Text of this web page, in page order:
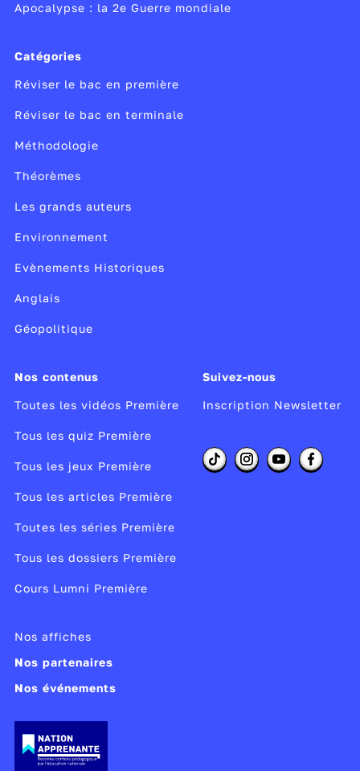
Apocalypse : la 2e Guerre mondiale
Catégories
Réviser le bac en première
Réviser le bac en terminale
Méthodologie
Théorèmes
Les grands auteurs
Environnement
Evènements Historiques
Anglais
Géopolitique
Nos contenus
Toutes les vidéos Première
Tous les quiz Première
Tous les jeux Première
Tous les articles Première
Toutes les séries Première
Tous les dossiers Première
Cours Lumni Première
Suivez-nous
Inscription Newsletter
Nos affiches
Nos partenaires
Nos événements